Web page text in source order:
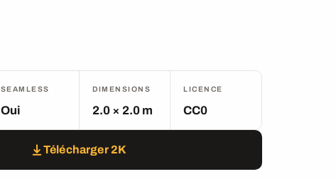
SEAMLESS
Oui
DIMENSIONS
2.0 × 2.0 m
LICENCE
CC0
Télécharger 2K